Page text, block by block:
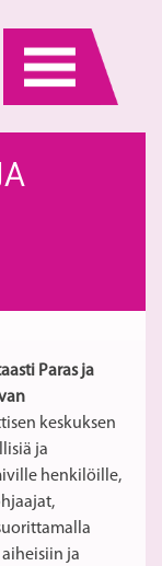
Paras ja
keskuksen
ja
henkilöille,
ja